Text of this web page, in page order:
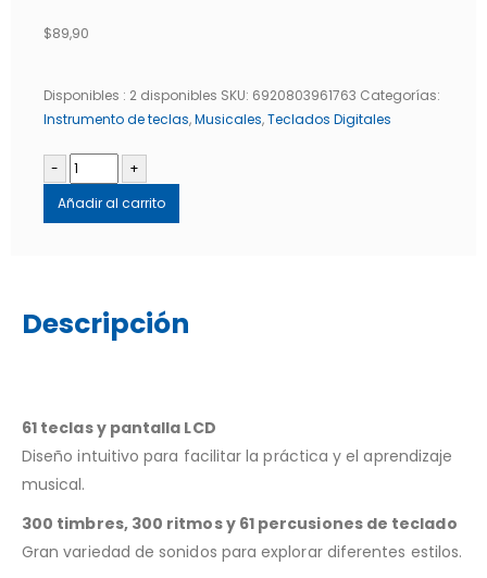
$89,90
Disponibles : 2 disponibles SKU: 6920803961763 Categorías:
Instrumento de teclas,Musicales,Teclados Digitales
-
+
Añadir al carrito
Descripción
61 teclas y pantalla LCD
Diseño intuitivo para facilitar la práctica y el aprendizaje
musical.
300 timbres, 300 ritmos y 61 percusiones de teclado
Gran variedad de sonidos para explorar diferentes estilos.